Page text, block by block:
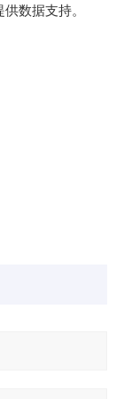
数据支持。